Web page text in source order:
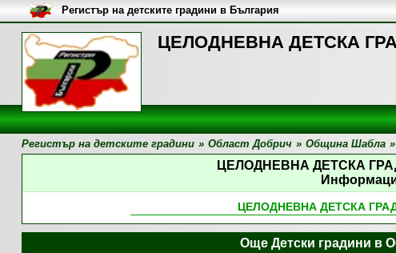
ЦЕЛОДНЕВНА ДЕТСКА
Регистър на детските градини в България
Регистър на детските градини » Област Добрич » Община Шабла »
ЦЕЛОДНЕВНА ДЕТСКА
ЦЕЛОДНЕВНА ДЕТСКА
Още Детски градини в